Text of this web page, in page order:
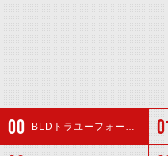
BLDトラユーフォーヘッド